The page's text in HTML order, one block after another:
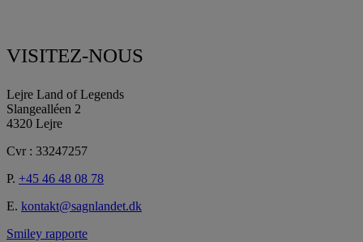
VISITEZ-NOUS
Lejre Land of Legends
Slangealléen 2
4320 Lejre
Cvr : 33247257
P. +45 46 48 08 78
E. kontakt@sagnlandet.dk
Smiley rapporte